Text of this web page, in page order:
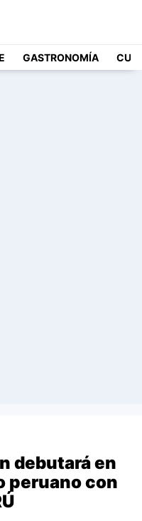
GASTRONOMÍA
debutará en
peruano con